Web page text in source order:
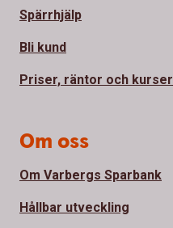
Spärrhjälp
Bli kund
Priser, räntor och kurser
Om oss
Om Varbergs Sparbank
Hållbar utveckling